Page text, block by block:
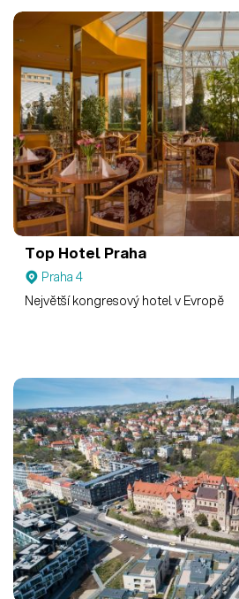
Top Hotel Praha
Praha 4
Největší kongresový hotel v Evropě